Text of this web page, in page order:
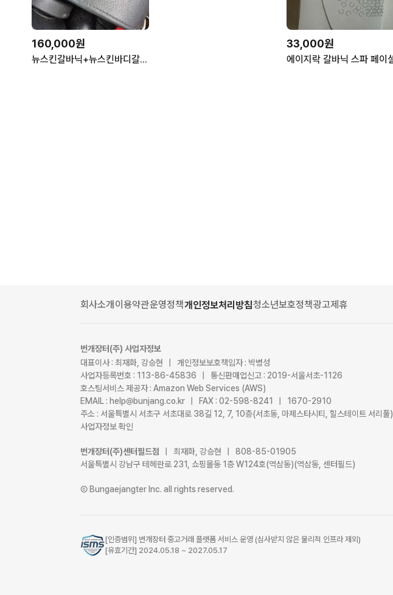
160,000원
뉴스킨갈바닉+뉴스킨바디갈바닉
33,000원
회사소개이용약관운영정책개인정보처리방침청소년보호정책광고제휴
번개장터(주) 사업자정보
대표이사 : 최재화, 강승현 | 개인정보보호책임자 : 박병성
사업자등록번호 : 113-86-45836 | 통신판매업신고 : 2019-서울서초-1126
호스팅서비스 제공자 : Amazon Web Services (AWS)
EMAIL : help@bunjang.co.kr | FAX : 02-598-8241 | 1670-2910
주소 : 서울특별시 서초구 서초대로 38길 12, 7, 10층(서초동, 마제스타시티, 힐스테이트 서리풀)
사업자정보 확인
번개장터(주)센터필드점
| 최재화, 강승현 | 808-85-01905
서울특별시 강남구 테헤란로 231, 쇼핑몰동 1층 W124호(역삼동)(역삼동, 센터필드)
Ⓒ Bungaejangter Inc. all rights reserved.
[인증범위] 번개장터 중고거래 플랫폼 서비스 운영 (심사받지 않은 물리적 인프라 제외)
[유효기간] 2024.05.18 ~ 2027.05.17